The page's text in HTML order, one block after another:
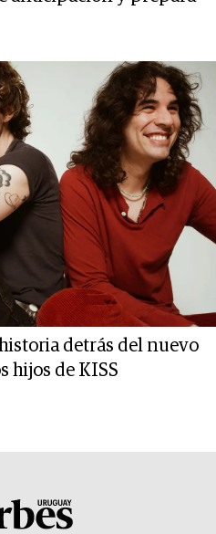
detrás del nuevo
hijos de KISS